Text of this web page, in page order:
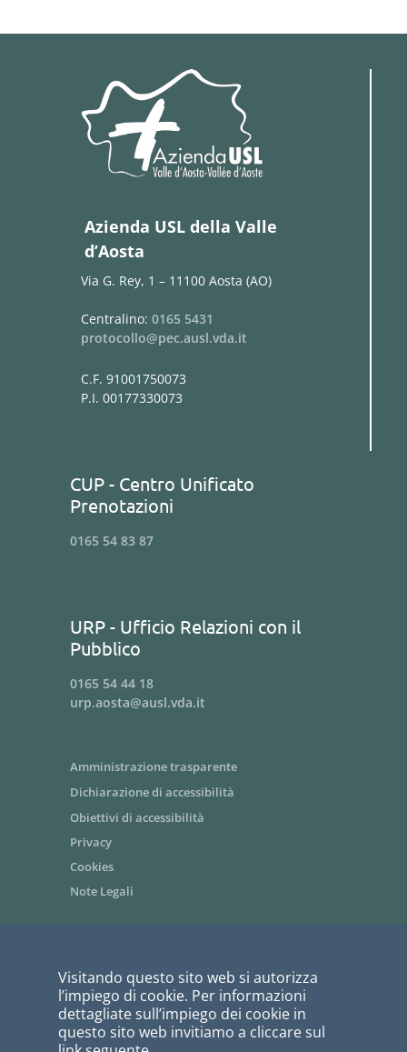
Azienda USL della Valle
d’Aosta
Via G. Rey, 1 – 11100 Aosta (AO)
Centralino: 0165 5431
protocollo@pec.ausl.vda.it
C.F. 91001750073
P.I. 00177330073
CUP - Centro Unificato
Prenotazioni
0165 54 83 87
URP - Ufficio Relazioni con il
Pubblico
0165 54 44 18
urp.aosta@ausl.vda.it
Amministrazione trasparente
Dichiarazione di accessibilità
Obiettivi di accessibilità
Privacy
Cookies
Note Legali
Siti tematici - link utili
Informazioni per i fornitori
Bandi di gara
Visitando questo sito web si autorizza
l’impiego di cookie. Per informazioni
dettagliate sull’impiego dei cookie in
questo sito web invitiamo a cliccare sul